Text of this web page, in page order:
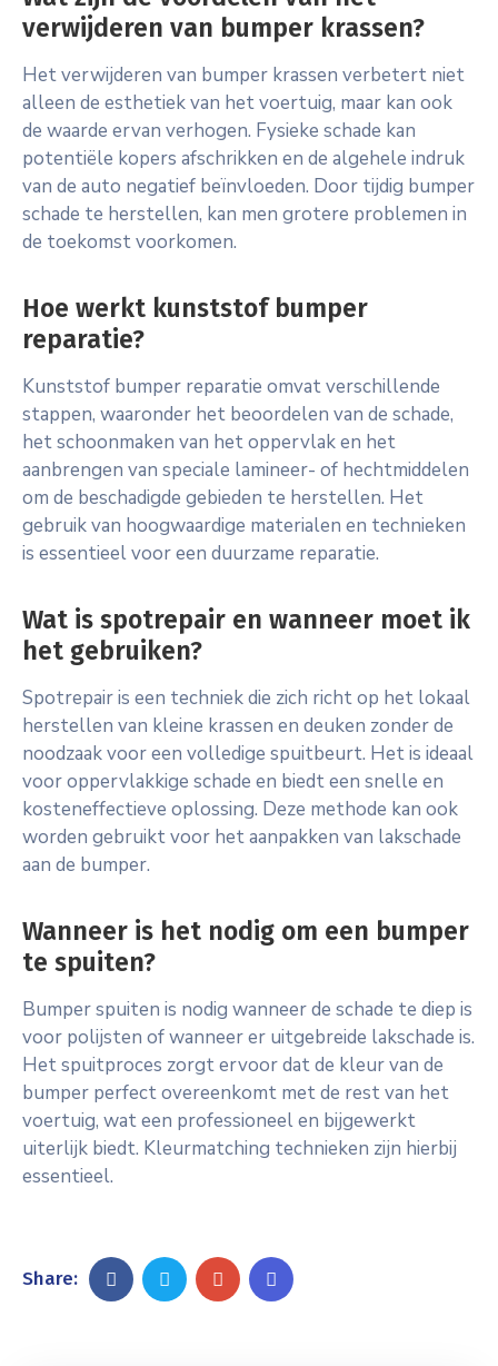
verwijderen van bumper krassen?
Het verwijderen van bumper krassen verbetert niet
alleen de esthetiek van het voertuig, maar kan ook
de waarde ervan verhogen. Fysieke schade kan
potentiële kopers afschrikken en de algehele indruk
van de auto negatief beïnvloeden. Door tijdig bumper
schade te herstellen, kan men grotere problemen in
de toekomst voorkomen.
Hoe werkt kunststof bumper
reparatie?
Kunststof bumper reparatie omvat verschillende
stappen, waaronder het beoordelen van de schade,
het schoonmaken van het oppervlak en het
aanbrengen van speciale lamineer- of hechtmiddelen
om de beschadigde gebieden te herstellen. Het
gebruik van hoogwaardige materialen en technieken
is essentieel voor een duurzame reparatie.
Wat is spotrepair en wanneer moet ik
het gebruiken?
Spotrepair is een techniek die zich richt op het lokaal
herstellen van kleine krassen en deuken zonder de
noodzaak voor een volledige spuitbeurt. Het is ideaal
voor oppervlakkige schade en biedt een snelle en
kosteneffectieve oplossing. Deze methode kan ook
worden gebruikt voor het aanpakken van lakschade
aan de bumper.
Wanneer is het nodig om een bumper
te spuiten?
Bumper spuiten is nodig wanneer de schade te diep is
voor polijsten of wanneer er uitgebreide lakschade is.
Het spuitproces zorgt ervoor dat de kleur van de
bumper perfect overeenkomt met de rest van het
voertuig, wat een professioneel en bijgewerkt
uiterlijk biedt. Kleurmatching technieken zijn hierbij
essentieel.
Share: